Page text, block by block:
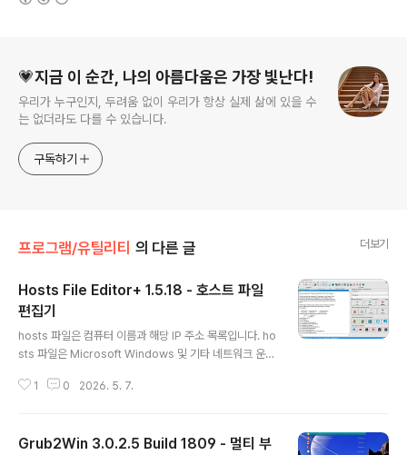
💗지금 이 순간, 나의 아름다움은 가장 빛난다!
우리가 누구인지, 두려움 없이 우리가 항상 실제 삶에 있을 수
는 없더라도 다를 수 있습니다.
구독하기
프로그램/유틸리티 의 다른 글 더보기
Hosts File Editor+ 1.5.18 - 호스트 파일
편집기
hosts 파일은 컴퓨터 이름과 해당 IP 주소 목록입니다. ho
sts 파일은 Microsoft Windows 및 기타 네트워크 운영
선택적 수단으로 사용됩니다. 일반적인 네트워크 및 인터
자 또는 자동화된 스크립트 프로그램에 의해 편집되도록
1 0 2026. 5. 7.
Grub2Win 3.0.2.5 Build 1809 - 멀티 부